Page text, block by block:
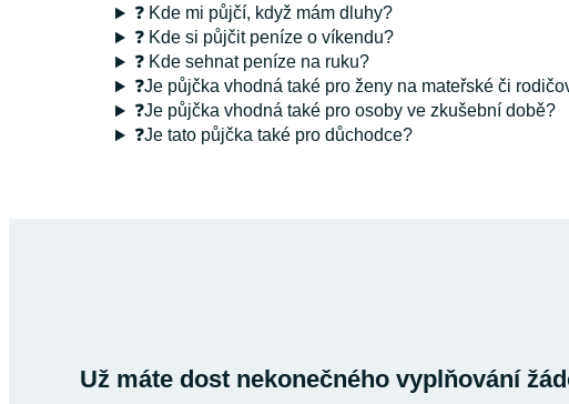
❓ Kde mi půjčí, když mám dluhy?
❓ Kde si půjčit peníze o víkendu?
❓ Kde sehnat peníze na ruku?
❓Je půjčka vhodná také pro ženy na mateřské či
❓Je půjčka vhodná také pro osoby ve zkušební době?
❓Je tato půjčka také pro důchodce?
Už máte dost nekonečného vyplňování